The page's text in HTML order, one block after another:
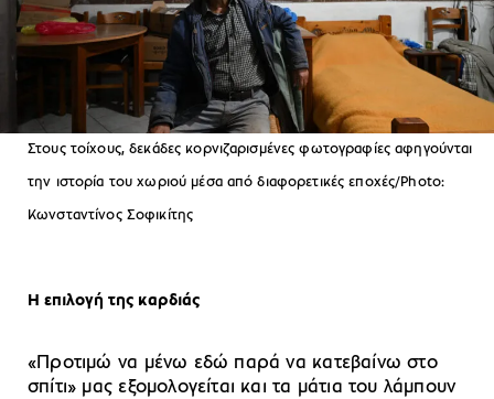
Στους τοίχους, δεκάδες κορνιζαρισμένες φωτογραφίες αφηγούνται
την ιστορία του χωριού μέσα από διαφορετικές εποχές/Photo:
Κωνσταντίνος Σοφικίτης
Η επιλογή της καρδιάς
«Προτιμώ να μένω εδώ παρά να κατεβαίνω στο
σπίτι» μας εξομολογείται και τα μάτια του λάμπουν